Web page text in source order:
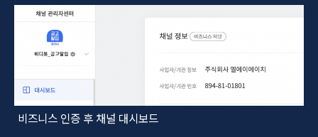
비즈니스 인증 후 채널 대시보드